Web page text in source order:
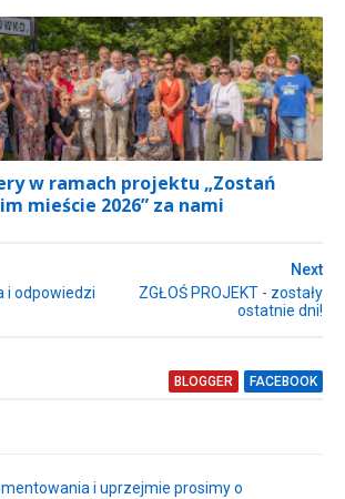
w ramach projektu „Zostań
mieście 2026” za nami
Next
ZGŁOŚ PROJEKT - zostały
ostatnie dni!
i odpowiedzi
BLOGGER FACEBOOK
i uprzejmie prosimy o